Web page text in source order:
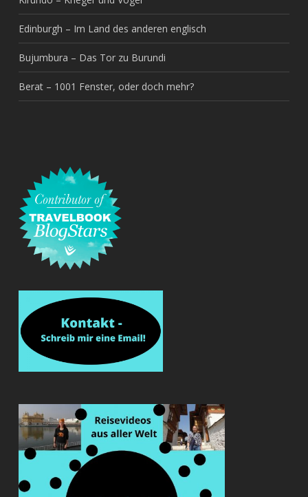
Edinburgh – Im Land des anderen englisch
Bujumbura – Das Tor zu Burundi
Berat – 1001 Fenster, oder doch mehr?